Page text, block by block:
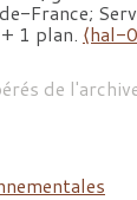
France;
1 plan. ⟨hal-
de